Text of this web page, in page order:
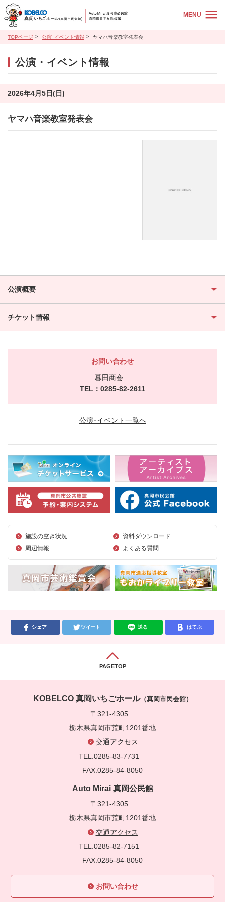
MENU
TOPページ 公演･イベント情報 ヤマハ音楽教室発表会
公演・イベント情報
2026年4月5日(日)
ヤマハ音楽教室発表会
公演概要
チケット情報
お問い合わせ
暮田商会
TEL：0285-82-2611
公演･イベント一覧へ
施設の空き状況
資料ダウンロード
周辺情報
よくある質問
シェア ツイート 送る はてぶ
PAGETOP
KOBELCO 真岡いちごホール（真岡市民会館）
〒321-4305
栃木県真岡市荒町1201番地
交通アクセス
TEL.0285-83-7731
FAX.0285-84-8050
Auto Mirai 真岡公民館
〒321-4305
栃木県真岡市荒町1201番地
交通アクセス
TEL.0285-82-7151
FAX.0285-84-8050
お問い合わせ